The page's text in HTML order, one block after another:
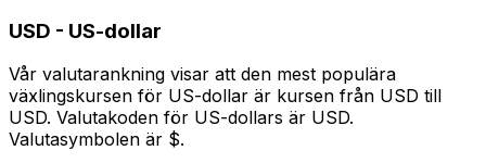
USD - US-dollar
Vår valutarankning visar att den mest populära
växlingskursen för US-dollar är kursen från USD till
USD. Valutakoden för US-dollars är USD.
Valutasymbolen är $.